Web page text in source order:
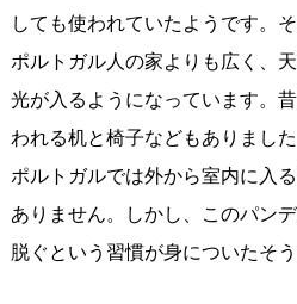
しても使われていたようです。
ポルトガル人の家よりも広く、
光が入るようになっています。
われる机と椅子などもありました
ポルトガルでは外から室内に入
ありません。しかし、このパン
脱ぐという習慣が身についたそう